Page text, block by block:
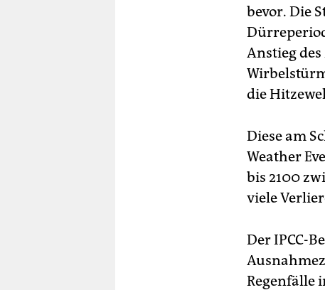
bevor. Die
Anstieg
die
Diese am
Weather
bis 2100
viele
Der IPCC-
Regenfälle